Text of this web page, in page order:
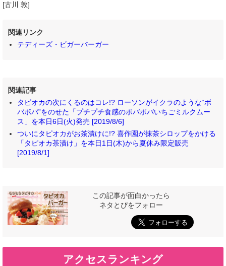
[古川 敦]
関連リンク
テディーズ・ビガーバーガー
関連記事
タピオカの次にくるのはコレ!? ローソンがイクラのような“ボ
バボバ”をのせた「プチプチ食感のボバボバいちごミルクムー
ス」を本日6日(火)発売 [2019/8/6]
ついにタピオカがお茶漬けに!? 喜作園が抹茶シロップをかける
「タピオカ茶漬け」を本日1日(木)から夏休み限定販売
[2019/8/1]
この記事が面白かったら
ネタとぴをフォロー
アクセスランキング